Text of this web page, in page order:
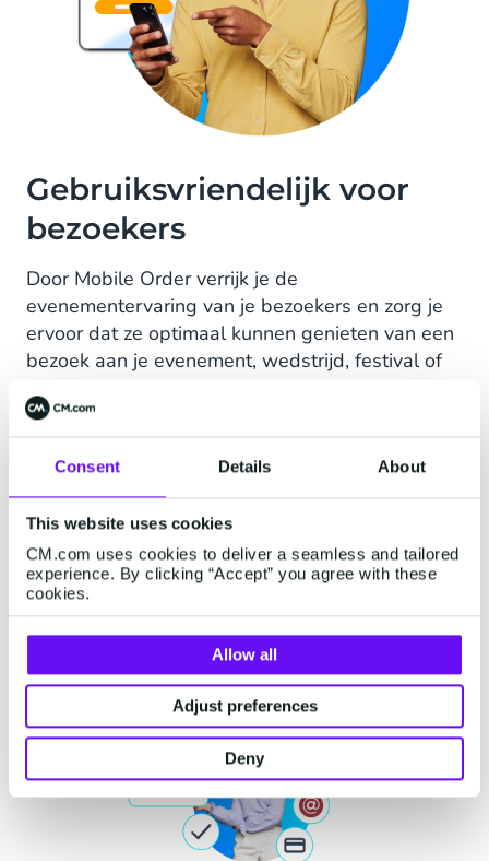
Consent Details About
This website uses cookies
CM.com uses cookies to deliver a seamless and tailored
experience. By clicking “Accept” you agree with these
cookies.
Allow all
Adjust preferences
Deny
Gebruiksvriendelijk voor
bezoekers
Door Mobile Order verrijk je de
evenementervaring van je bezoekers en zorg je
ervoor dat ze optimaal kunnen genieten van een
bezoek aan je evenement, wedstrijd, festival of
Gebruiksvriendelijk en veilig bestel- en
betaalproces
Geen contant geld of zoekgeraakte munten